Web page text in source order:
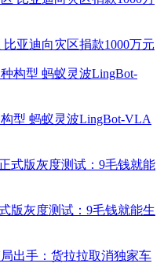
亚迪向灾区捐款1000万元
型 蚂蚁灵波LingBot-VLA
版灰度测试：9毛钱就能生